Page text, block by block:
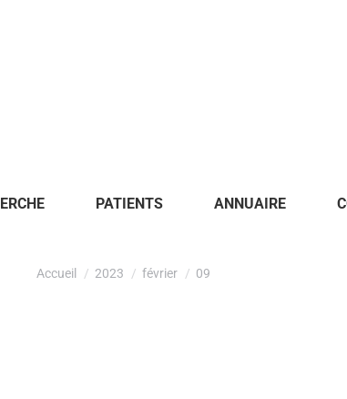
PATIENTS ANNUAIRE
Accueil 2023 février 09